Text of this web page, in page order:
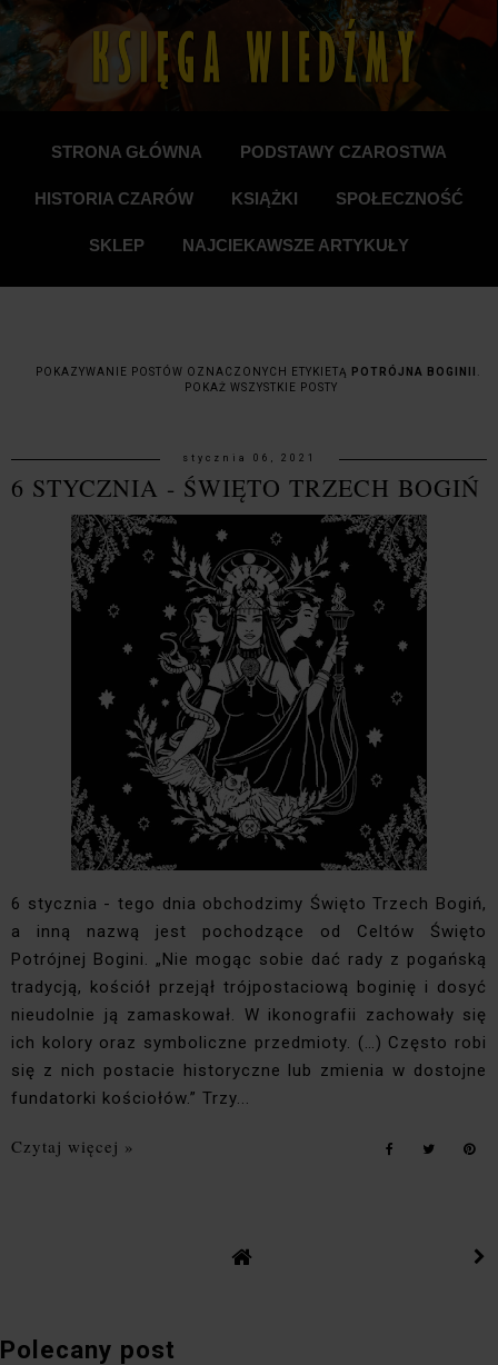
STRONA GŁÓWNA PODSTAWY CZAROSTWA
HISTORIA CZARÓW KSIĄŻKI SPOŁECZNOŚĆ
SKLEP NAJCIEKAWSZE ARTYKUŁY
POKAZYWANIE POSTÓW OZNACZONYCH ETYKIETĄ POTRÓJNA BOGINII
POKAŻ WSZYSTKIE POSTY
stycznia 06, 2021
6 STYCZNIA - ŚWIĘTO TRZECH BOGIŃ
6 stycznia - tego dnia obchodzimy Święto Trzech Bogiń,
a inną nazwą jest pochodzące od Celtów Święto
Potrójnej Bogini. „Nie mogąc sobie dać rady z pogańską
tradycją, kościół przejął trójpostaciową boginię i dosyć
nieudolnie ją zamaskował. W ikonografii zachowały się
ich kolory oraz symboliczne przedmioty. (…) Często robi
się z nich postacie historyczne lub zmienia w dostojne
fundatorki kościołów.” Trzy...
Czytaj więcej »
Polecany post